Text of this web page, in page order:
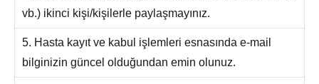
vb.) ikinci kişi/kişilerle paylaşmayınız.
5. Hasta kayıt ve kabul işlemleri esnasında e-mail
bilginizin güncel olduğundan emin olunuz.